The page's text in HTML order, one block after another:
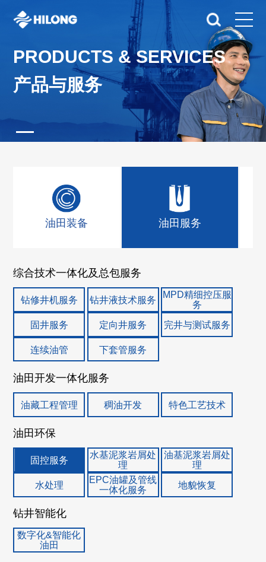
PRODUCTS & SERVICES
产品与服务
油田装备 油田服务
综合技术一体化及总包服务
钻修井机服务 钻井液技术服务
MPD精细控压服
务
固井服务
定向井服务 完井与测试服务
连续油管 下套管服务
油田开发一体化服务
油藏工程管理 稠油开发 特色工艺技术
油田环保
固控服务
水基泥浆岩屑处
理
油基泥浆岩屑处
理
水处理
EPC油罐及管线
一体化服务
地貌恢复
钻井智能化
数字化&智能化
油田